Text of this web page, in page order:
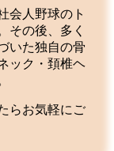
会人野球のト
その後、多く
いた独自の骨
ック・頚椎ヘ
らお気軽にご